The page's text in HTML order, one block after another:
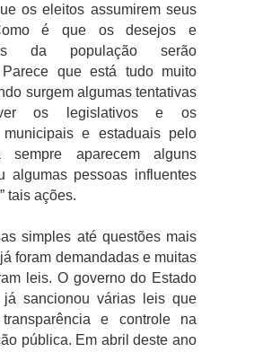
os eleitos assumirem seus
é que os desejos e
da população serão
Parece que está tudo muito
surgem algumas tentativas
os legislativos e os
municipais e estaduais pelo
sempre aparecem alguns
algumas pessoas influentes
tais ações.
simples até questões mais
foram demandadas e muitas
leis. O governo do Estado
sancionou várias leis que
e controle na
pública. Em abril deste ano